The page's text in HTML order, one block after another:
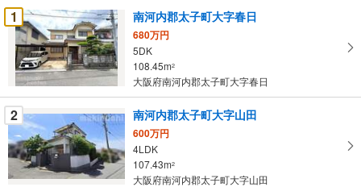
受
け
取
る
・
条
件
を
マ
1
南河内郡太子町大字春日
680万円
5DK
108.45m2
大阪府南河内郡太子町大字春日
2 南河内郡太子町大字山田
600万円
4LDK
107.43m2
大阪府南河内郡太子町大字山田